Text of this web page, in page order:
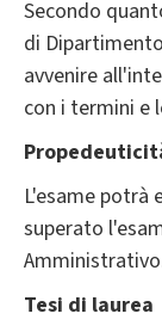
Secondo
di
avvenire
con i termini e
L'esame potrà
superato
Tesi di laurea